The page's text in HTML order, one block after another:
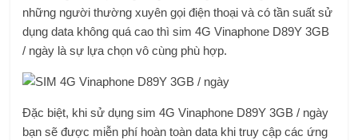
những người thường xuyên gọi điện thoại và có tần suất sử
dụng data không quá cao thì sim 4G Vinaphone D89Y 3GB
/ ngày là sự lựa chọn vô cùng phù hợp.
Đặc biệt, khi sử dụng sim 4G Vinaphone D89Y 3GB / ngày
bạn sẽ được miễn phí hoàn toàn data khi truy cập các ứng